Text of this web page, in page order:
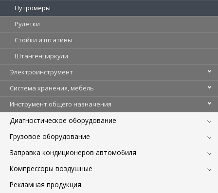
Нутромеры
Рулетки
Стойки и штативы
Штангенциркули
Электроинструмент
Система хранения, мебель
Инструмент общего назначения
Диагностическое оборудование
Грузовое оборудование
Заправка кондиционеров автомобиля
Компрессоры воздушные
Рекламная продукция